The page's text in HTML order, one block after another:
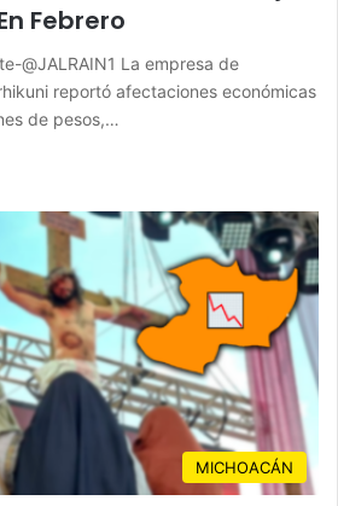
Febrero
@JALRAIN1 La empresa de
reportó afectaciones económicas
de pesos,…
MICHOACÁN